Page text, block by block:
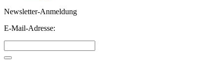
Newsletter-Anmeldung
E-Mail-Adresse: